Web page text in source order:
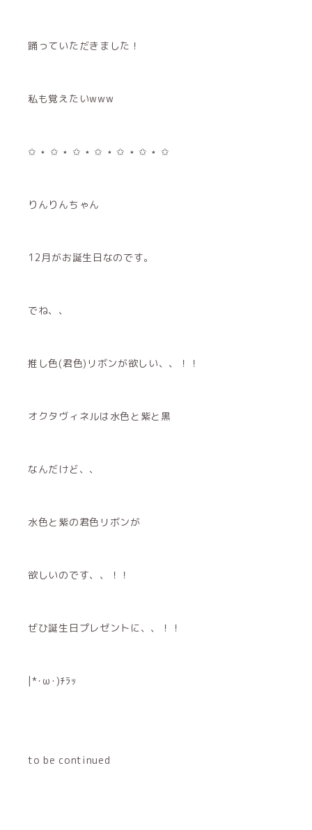
踊っていただきました！
私も覚えたいwww
✩ ⋆ ✩ ⋆ ✩ ⋆ ✩ ⋆ ✩ ⋆ ✩ ⋆ ✩
りんりんちゃん
12月がお誕生日なのです。
でね、、
推し色(君色)リボンが欲しい、、！！
オクタヴィネルは水色と紫と黒
なんだけど、、
水色と紫の君色リボンが
欲しいのです、、！！
ぜひ誕生日プレゼントに、、！！
|*･ω･)ﾁﾗｯ
to be continued